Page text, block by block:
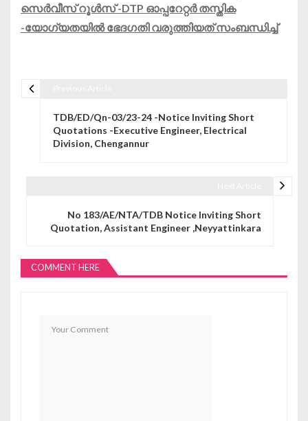
സെർവീസ് റൂൾസ് -DTP ഓപ്പറേറ്റർ തസ്തിക
-യോഗ്യതയിൽ ഭേദഗതി വരുത്തിയത് സംബന്ധിച്ച്
TDB/ED/Qn-03/23-24 -Notice Inviting Short
Quotations -Executive Engineer, Electrical
Division, Chengannur
No 183/AE/NTA/TDB Notice Inviting Short
Quotation, Assistant Engineer ,Neyyattinkara
COMMENT HERE